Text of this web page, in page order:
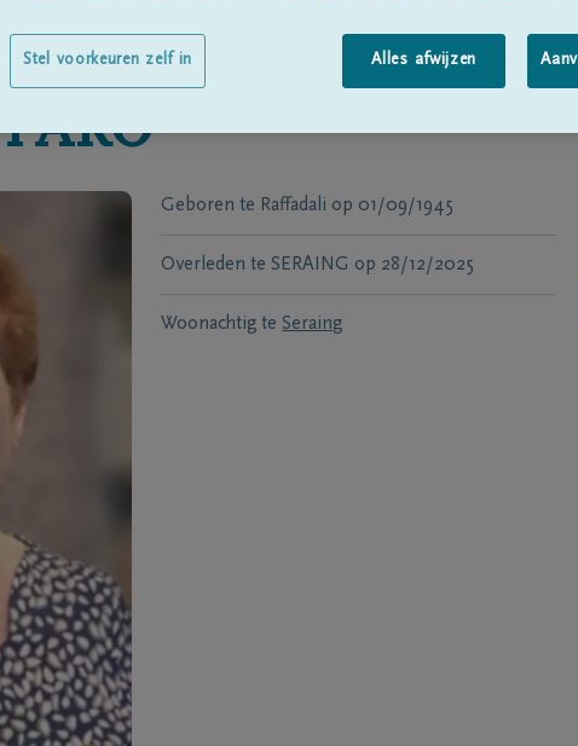
Geboren te Raffadali op 01/09/1945
Overleden te SERAING op 28/12/2025
Woonachtig te Seraing
Alles afwijzen
Stel voorkeuren zelf in